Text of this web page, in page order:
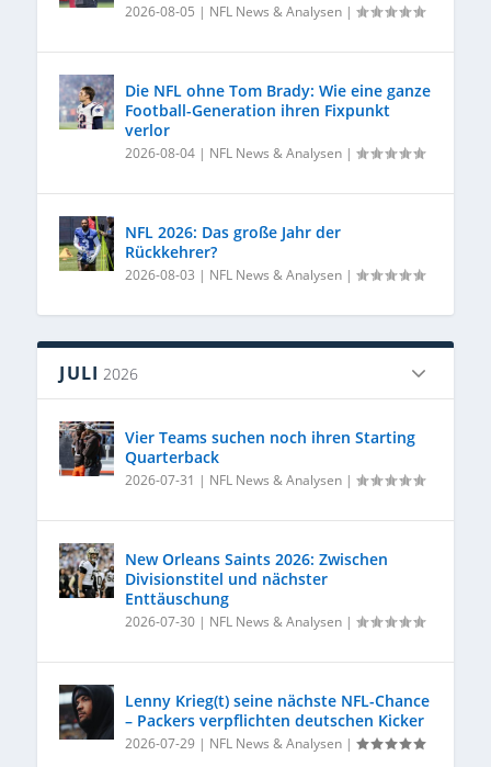
2026-08-05 | NFL News & Analysen |
Die NFL ohne Tom Brady: Wie eine ganze
Football-Generation ihren Fixpunkt
verlor
2026-08-04 | NFL News & Analysen |
NFL 2026: Das große Jahr der
Rückkehrer?
2026-08-03 | NFL News & Analysen |
JULI 2026
Vier Teams suchen noch ihren Starting
Quarterback
2026-07-31 | NFL News & Analysen |
New Orleans Saints 2026: Zwischen
Divisionstitel und nächster
Enttäuschung
2026-07-30 | NFL News & Analysen |
Lenny Krieg(t) seine nächste NFL-Chance
– Packers verpflichten deutschen Kicker
2026-07-29 | NFL News & Analysen |